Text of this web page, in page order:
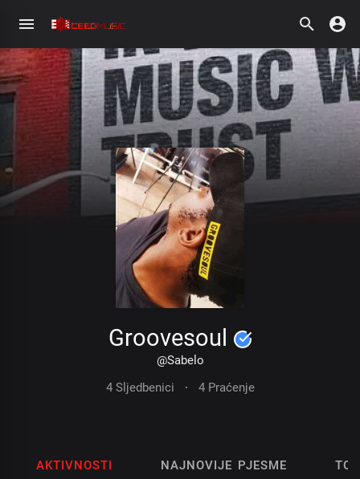
Groovesoul
@Sabelo
4 Sljedbenici
· 4 Praćenje
AKTIVNOSTI NAJNOVIJE PJESME